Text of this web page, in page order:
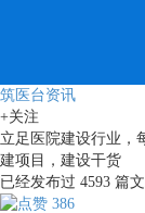
筑医台资讯
+关注
立足医院建设行业，
建项目，建设干货
已经发布过 4593 篇
386